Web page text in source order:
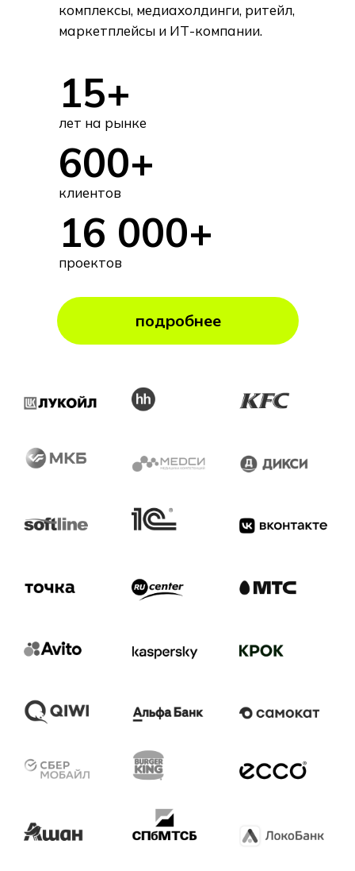
подробнее
комплексы, медиахолдинги, ритейл,
маркетплейсы и ИТ-компании.
15+
лет на рынке
600+
клиентов
16 000+
проектов